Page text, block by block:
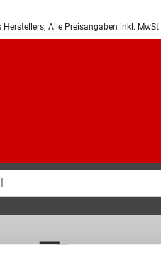
Herstellers; Alle Preisangaben inkl. MwSt.